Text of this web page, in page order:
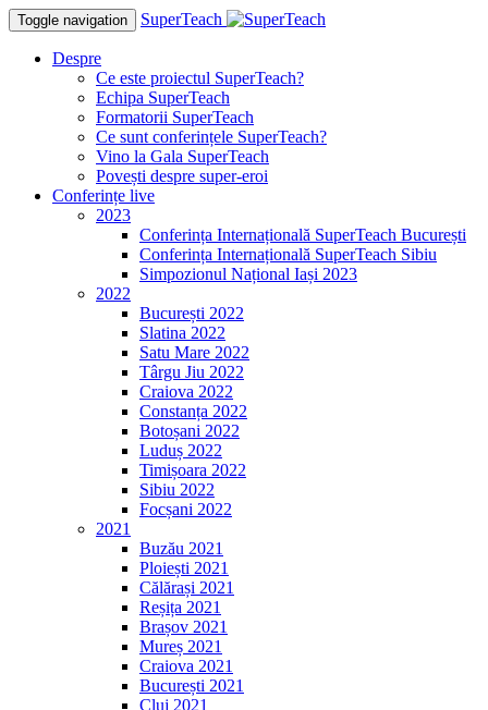
Toggle navigation SuperTeach
Despre
Ce este proiectul SuperTeach?
Echipa SuperTeach
Formatorii SuperTeach
Ce sunt conferințele SuperTeach?
Vino la Gala SuperTeach
Povești despre super-eroi
Conferințe live
2023
Conferința Internațională SuperTeach București
Conferința Internațională SuperTeach Sibiu
Simpozionul Național Iași 2023
2022
București 2022
Slatina 2022
Satu Mare 2022
Târgu Jiu 2022
Craiova 2022
Constanța 2022
Botoșani 2022
Luduș 2022
Timișoara 2022
Sibiu 2022
Focșani 2022
2021
Buzău 2021
Ploiești 2021
Călărași 2021
Reșița 2021
Brașov 2021
Mureș 2021
Craiova 2021
București 2021
Cluj 2021